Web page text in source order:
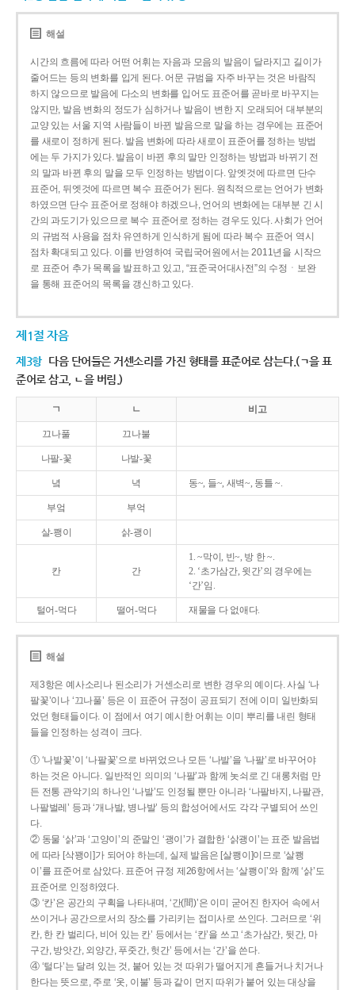
해설
시간의 흐름에 따라 어떤 어휘는 자음과 모음의 발음이 달라지고 길이가
줄어드는 등의 변화를 입게 된다. 어문 규범을 자주 바꾸는 것은 바람직
하지 않으므로 발음에 다소의 변화를 입어도 표준어를 곧바로 바꾸지는
않지만, 발음 변화의 정도가 심하거나 발음이 변한 지 오래되어 대부분의
교양 있는 서울 지역 사람들이 바뀐 발음으로 말을 하는 경우에는 표준어
를 새로이 정하게 된다. 발음 변화에 따라 새로이 표준어를 정하는 방법
에는 두 가지가 있다. 발음이 바뀐 후의 말만 인정하는 방법과 바뀌기 전
의 말과 바뀐 후의 말을 모두 인정하는 방법이다. 앞엣것에 따르면 단수
표준어, 뒤엣것에 따르면 복수 표준어가 된다. 원칙적으로는 언어가 변화
하였으면 단수 표준어로 정해야 하겠으나, 언어의 변화에는 대부분 긴 시
간의 과도기가 있으므로 복수 표준어로 정하는 경우도 있다. 사회가 언어
의 규범적 사용을 점차 유연하게 인식하게 됨에 따라 복수 표준어 역시
점차 확대되고 있다. 이를 반영하여 국립국어원에서는 2011년을 시작으
로 표준어 추가 목록을 발표하고 있고, “표준국어대사전”의 수정ㆍ보완
을 통해 표준어의 목록을 갱신하고 있다.
제1절 자음
제3항 다음 단어들은 거센소리를 가진 형태를 표준어로 삼는다.(ㄱ을 표
준어로 삼고, ㄴ을 버림.)
ㄱ ㄴ 비고
끄나풀 끄나불
나팔-꽃 나발-꽃
녘 녁 동~, 들~, 새벽~, 동틀 ~.
부엌 부억
살-쾡이 삵-괭이
칸 간
1. ~막이, 빈~, 방 한 ~.
2. ‘초가삼간, 윗간’의 경우에는
‘간’임.
털어-먹다 떨어-먹다 재물을 다 없애다.
해설
제3항은 예사소리나 된소리가 거센소리로 변한 경우의 예이다. 사실 ‘나
팔꽃’이나 ‘끄나풀’ 등은 이 표준어 규정이 공표되기 전에 이미 일반화되
었던 형태들이다. 이 점에서 여기 예시한 어휘는 이미 뿌리를 내린 형태
들을 인정하는 성격이 크다.
① ‘나발꽃’이 ‘나팔꽃’으로 바뀌었으나 모든 ‘나발’을 ‘나팔’로 바꾸어야
하는 것은 아니다. 일반적인 의미의 ‘나팔’과 함께 놋쇠로 긴 대롱처럼 만
든 전통 관악기의 하나인 ‘나발’도 인정될 뿐만 아니라 ‘나팔바지, 나팔관,
나팔벌레’ 등과 ‘개나발, 병나발’ 등의 합성어에서도 각각 구별되어 쓰인
다.
② 동물 ‘삵’과 ‘고양이’의 준말인 ‘괭이’가 결합한 ‘삵괭이’는 표준 발음법
에 따라 [삭꽹이]가 되어야 하는데, 실제 발음은 [살쾡이]이므로 ‘살쾡
이’를 표준어로 삼았다. 표준어 규정 제26항에서는 ‘살쾡이’와 함께 ‘삵’도
표준어로 인정하였다.
③ ‘칸’은 공간의 구획을 나타내며, ‘간(間)’은 이미 굳어진 한자어 속에서
쓰이거나 공간으로서의 장소를 가리키는 접미사로 쓰인다. 그러므로 ‘위
칸, 한 칸 벌리다, 비어 있는 칸’ 등에서는 ‘칸’을 쓰고 ‘초가삼간, 뒷간, 마
구간, 방앗간, 외양간, 푸줏간, 헛간’ 등에서는 ‘간’을 쓴다.
④ ‘털다’는 달려 있는 것, 붙어 있는 것 따위가 떨어지게 흔들거나 치거나
한다는 뜻으로, 주로 ‘옷, 이불’ 등과 같이 먼지 따위가 붙어 있는 대상을